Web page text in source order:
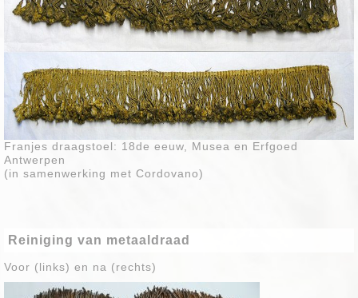
Franjes draagstoel: 18de eeuw, Musea en Erfgoed
Antwerpen
(in samenwerking met Cordovano)
Reiniging van metaaldraad
Voor (links) en na (rechts)